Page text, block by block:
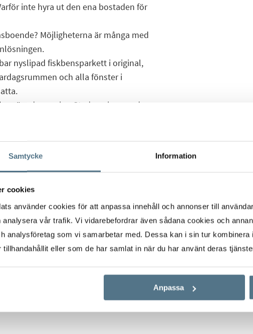
Samtycke Information
cookies
använder cookies för att anpassa innehåll och annonser till
analysera vår trafik. Vi vidarebefordrar även sådana cookies och
analysföretag som vi samarbetar med. Dessa kan i sin tur kombinera
tillhandahållit eller som de har samlat in när du har använt deras
Anpassa
inte hyra ut den ena bostaden för
Möjligheterna är många med
nyslipad fiskbensparkett i original,
och alla fönster i
nära den vackra Stadsparken med
en liten bit bort med vacker natur
Stortorget med dess utbud med
på Lundgrens Väg 10!
huset från 40-talet! Här finns
och andra detaljer i
och hyresintäkten från den
upp, i hallen och